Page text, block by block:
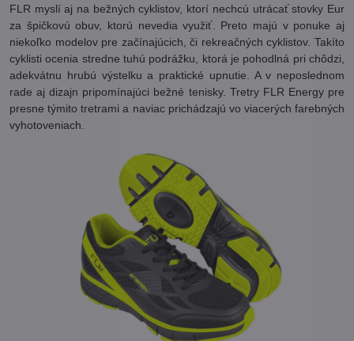
FLR myslí aj na bežných cyklistov, ktorí nechcú utrácať stovky Eur
za špičkovú obuv, ktorú nevedia využiť. Preto majú v ponuke aj
niekoľko modelov pre začínajúcich, či rekreačných cyklistov. Takíto
cyklisti ocenia stredne tuhú podrážku, ktorá je pohodlná pri chôdzi,
adekvátnu hrubú výstelku a praktické upnutie. A v neposlednom
rade aj dizajn pripomínajúci bežné tenisky. Tretry FLR Energy pre
presne týmito tretrami a naviac prichádzajú vo viacerých farebných
vyhotoveniach.